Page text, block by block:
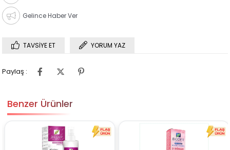
Gelince Haber Ver
TAVSIYE ET YORUM YAZ
Paylaş :
Benzer Ürünler